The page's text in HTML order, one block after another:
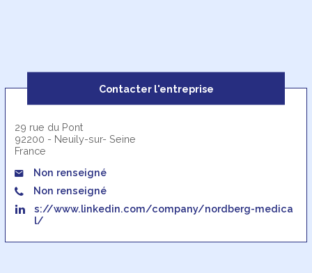
Contacter l'entreprise
29 rue du Pont
92200 - Neuily-sur- Seine
France
Non renseigné
Non renseigné
s://www.linkedin.com/company/nordberg-medica
l/